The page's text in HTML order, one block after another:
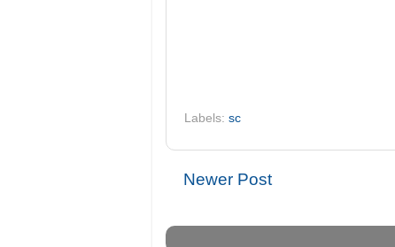
Labels: sc
Newer Post